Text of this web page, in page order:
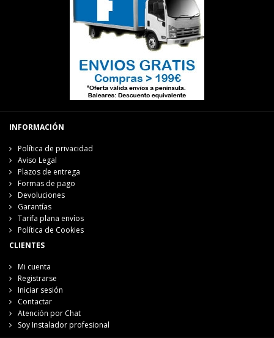
INFORMACIÓN
Política de privacidad
Aviso Legal
Plazos de entrega
Formas de pago
Devoluciones
Garantías
Tarifa plana envíos
Política de Cookies
CLIENTES
Mi cuenta
Registrarse
Iniciar sesión
Contactar
Atención por Chat
Soy Instalador profesional